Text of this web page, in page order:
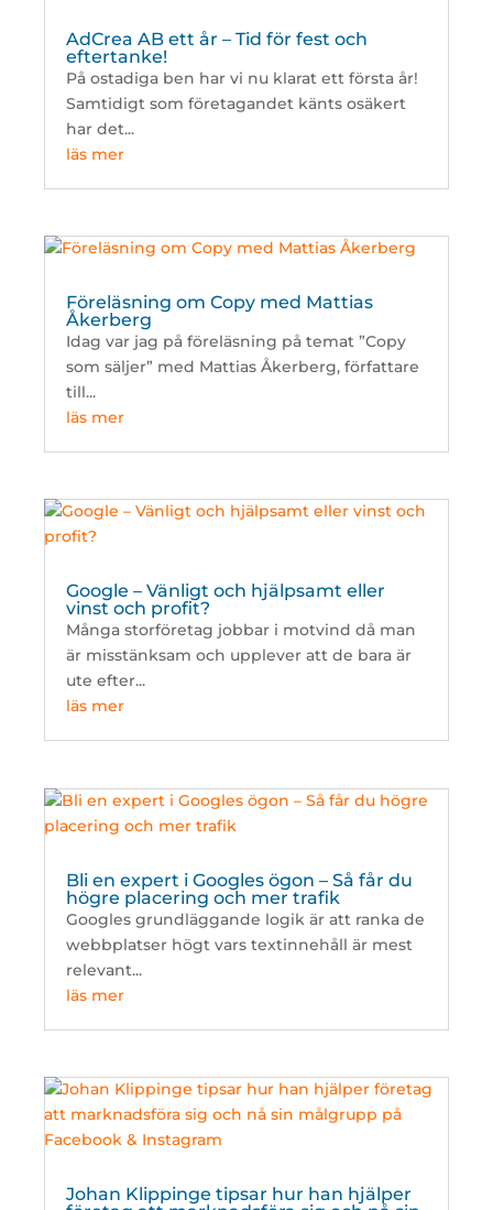
AdCrea AB ett år – Tid för fest och
eftertanke!
På ostadiga ben har vi nu klarat ett första år!
Samtidigt som företagandet känts osäkert
har det...
läs mer
Föreläsning om Copy med Mattias
Åkerberg
Idag var jag på föreläsning på temat ”Copy
som säljer” med Mattias Åkerberg, författare
till...
läs mer
Google – Vänligt och hjälpsamt eller
vinst och profit?
Många storföretag jobbar i motvind då man
är misstänksam och upplever att de bara är
ute efter...
läs mer
Bli en expert i Googles ögon – Så får du
högre placering och mer trafik
Googles grundläggande logik är att ranka de
webbplatser högt vars textinnehåll är mest
relevant...
läs mer
Johan Klippinge tipsar hur han hjälper